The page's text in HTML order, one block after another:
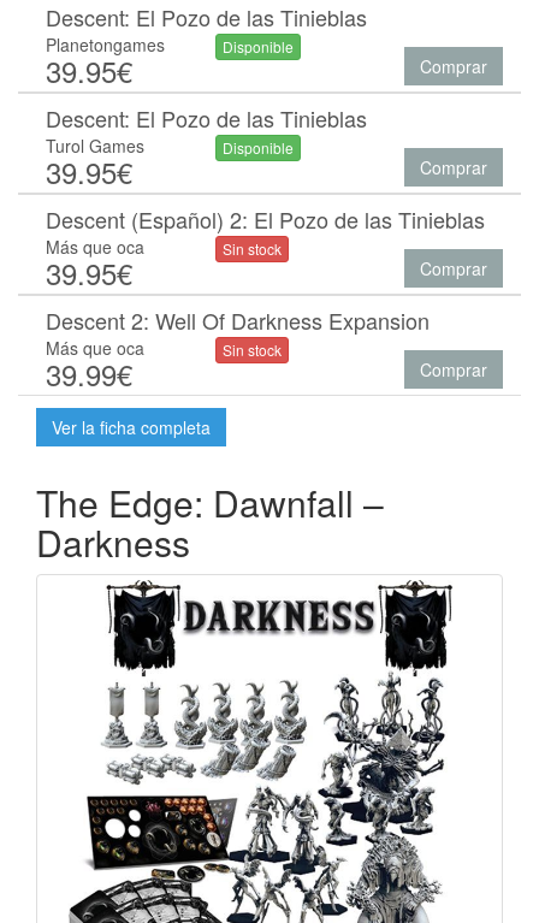
Descent: El Pozo de las Tinieblas
Planetongames
39.95€
Disponible
Comprar
Descent: El Pozo de las Tinieblas
Turol Games
39.95€
Disponible
Comprar
Descent (Español) 2: El Pozo de las Tinieblas
Más que oca
39.95€
Sin stock
Comprar
Descent 2: Well Of Darkness Expansion
Más que oca
39.99€
Sin stock
Comprar
Ver la ficha completa
The Edge: Dawnfall –
Darkness